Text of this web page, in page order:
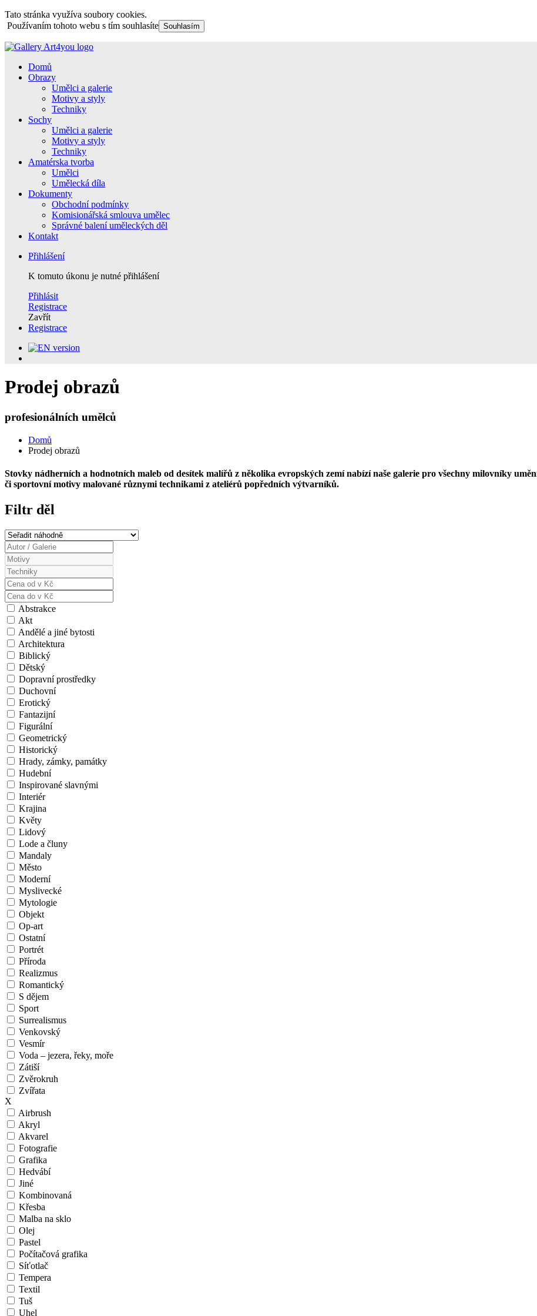
Tato stránka využíva soubory cookies.
Používaním tohoto webu s tím souhlasíte Souhlasím
Domů
Obrazy
Umělci a galerie
Motivy a styly
Techniky
Sochy
Umělci a galerie
Motivy a styly
Techniky
Amatérska tvorba
Umělci
Umělecká díla
Dokumenty
Obchodní podmínky
Komisionářská smlouva umělec
Správné balení uměleckých děl
Kontakt
Přihlášení
K tomuto úkonu je nutné přihlášení
Přihlásit
Registrace
Zavřít
Registrace
Prodej obrazů
profesionálních umělců
Domů
Prodej obrazů
Stovky nádherních a hodnotních maleb od desítek malířů z několika evropských zemí nabízí naše galerie pro všechny milovníky
či sportovní motivy malované různymi technikami z ateliérů popředních výtvarníků.
Filtr děl
Abstrakce
Akt
Andělé a jiné bytosti
Architektura
Biblický
Dětský
Dopravní prostředky
Duchovní
Erotický
Fantazijní
Figurální
Geometrický
Historický
Hrady, zámky, památky
Hudební
Inspirované slavnými
Interiér
Krajina
Květy
Lidový
Lode a čluny
Mandaly
Město
Moderní
Myslivecké
Mytologie
Objekt
Op-art
Ostatní
Portrét
Příroda
Realizmus
Romantický
S dějem
Sport
Surrealismus
Venkovský
Vesmír
Voda – jezera, řeky, moře
Zátiší
Zvěrokruh
Zvířata
X
Airbrush
Akryl
Akvarel
Fotografie
Grafika
Hedvábí
Jiné
Kombinovaná
Křesba
Malba na sklo
Olej
Pastel
Počítačová grafika
Síťotlač
Tempera
Textil
Tuš
Uhel